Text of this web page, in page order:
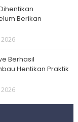
Berikan
Berhasil
Hentikan Praktik